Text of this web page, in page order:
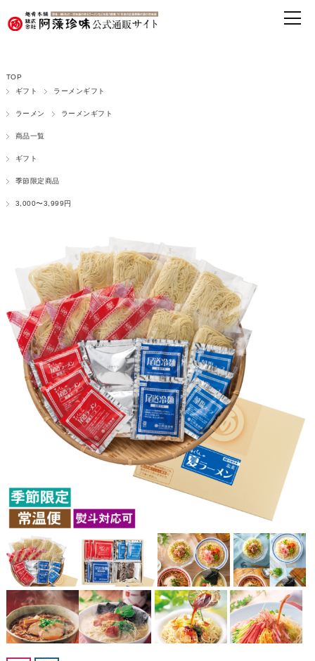
TOP
ギフト
ラーメンギフト
ラーメン ラーメンギフト
商品一覧
ギフト
季節限定商品
3,000〜3,999円